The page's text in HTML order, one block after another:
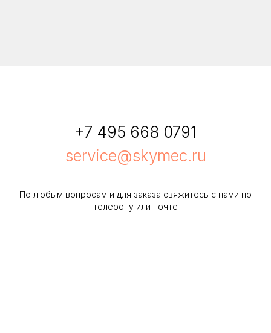
+7 495 668 0791
service@skymec.ru
По любым вопросам и для заказа свяжитесь с нами по
телефону или почте